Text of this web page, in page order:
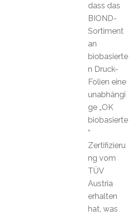
dass das
BIOND-
Sortiment
an
biobasierte
n Druck-
Folien eine
unabhängi
ge „OK
biobasierte
“
Zertifizieru
ng vom
TÜV
Austria
erhalten
hat, was